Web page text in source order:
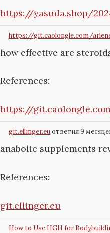
https://yasuda.shop/
https://git.caolongle.com/
how effective are
References:
https://
git.ellinger.euответил 9
anabolic supplements
References:
git.ellinger.eu
How to Use HGH for